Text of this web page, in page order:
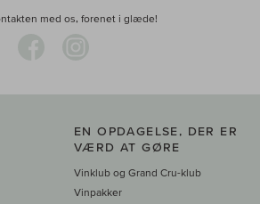
med os, forenet i glæde!
EN OPDAGELSE, DER ER
VÆRD AT GØRE
Vinklub og Grand Cru-klub
Vinpakker